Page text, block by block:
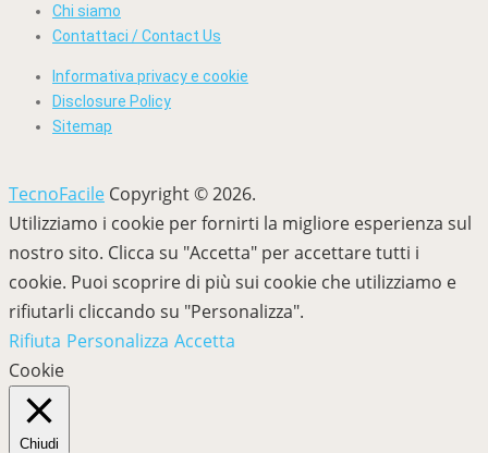
Chi siamo
Contattaci / Contact Us
Informativa privacy e cookie
Disclosure Policy
Sitemap
TecnoFacile Copyright © 2026.
Utilizziamo i cookie per fornirti la migliore esperienza sul
nostro sito. Clicca su "Accetta" per accettare tutti i
cookie. Puoi scoprire di più sui cookie che utilizziamo e
rifiutarli cliccando su "Personalizza".
Rifiuta Personalizza Accetta
Cookie
Chiudi